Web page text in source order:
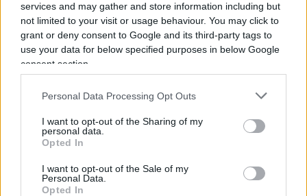
services and may gather and store information including but
not limited to your visit or usage behaviour. You may click to
grant or deny consent to Google and its third-party tags to
use your data for below specified purposes in below Google
consent section.
Personal Data Processing Opt Outs
I want to opt-out of the Sharing of my
personal data.
Opted In
I want to opt-out of the Sale of my
Personal Data.
Opted In
Così come non posso non rilevare che questo
intervento prettamente politico nei riguardi del
governo di uno Stato sovrano –perché di questo
si tratta nel momento in cui si ritira
l’ambasciatore
– avvalora indirettamente
del No alla medesima riforma della giustizia,
secondo i quali l’attuale maggioranza vorrebbe
imporre una sorta di controllo politico all’azione
dei magistrati inquirenti.